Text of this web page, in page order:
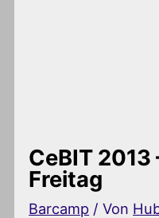
CeBIT 2013
Freitag
Barcamp / Von